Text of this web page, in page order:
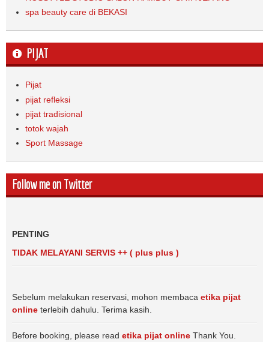
spa beauty care di BEKASI
PIJAT
Pijat
pijat refleksi
pijat tradisional
totok wajah
Sport Massage
Follow me on Twitter
PENTING
TIDAK MELAYANI SERVIS ++ ( plus plus )
Sebelum melakukan reservasi, mohon membaca etika pijat
online terlebih dahulu. Terima kasih.
Before booking, please read etika pijat online Thank You.